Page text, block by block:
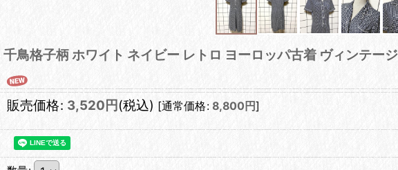
千鳥格子柄 ホワイト ネイビー レトロ ヨーロッパ古着 ヴィンテー
販売価格: 3,520 円 (税込) [通常価格: 8,800 円]